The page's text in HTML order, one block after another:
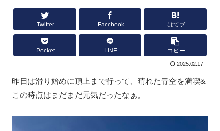
Twitter Facebook はてブ
Pocket LINE コピー
2025.02.17
昨日は滑り始めに頂上まで行って、晴れた青空を満喫&
この時点はまだまだ元気だったなぁ。